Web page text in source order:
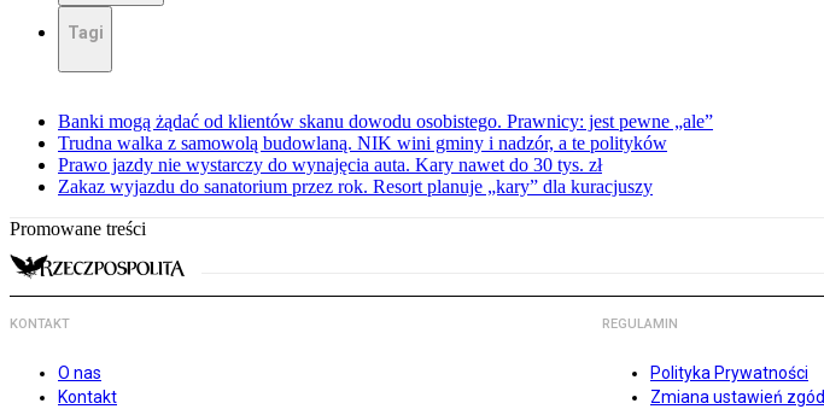
Tagi
Banki mogą żądać od klientów skanu dowodu osobistego. Prawnicy: jest pewne „ale”
Trudna walka z samowolą budowlaną. NIK wini gminy i nadzór, a te polityków
Prawo jazdy nie wystarczy do wynajęcia auta. Kary nawet do 30 tys. zł
Zakaz wyjazdu do sanatorium przez rok. Resort planuje „kary” dla kuracjuszy
Promowane treści
KONTAKT
O nas
Kontakt
REGULAMIN
Polityka Prywatności
Zmiana ustawień zgód